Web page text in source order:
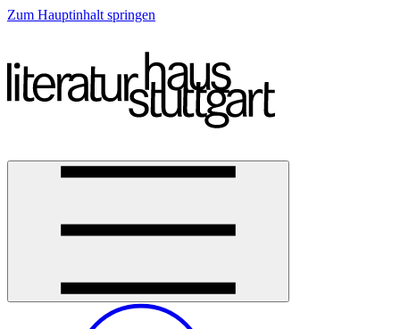
Zum Hauptinhalt springen